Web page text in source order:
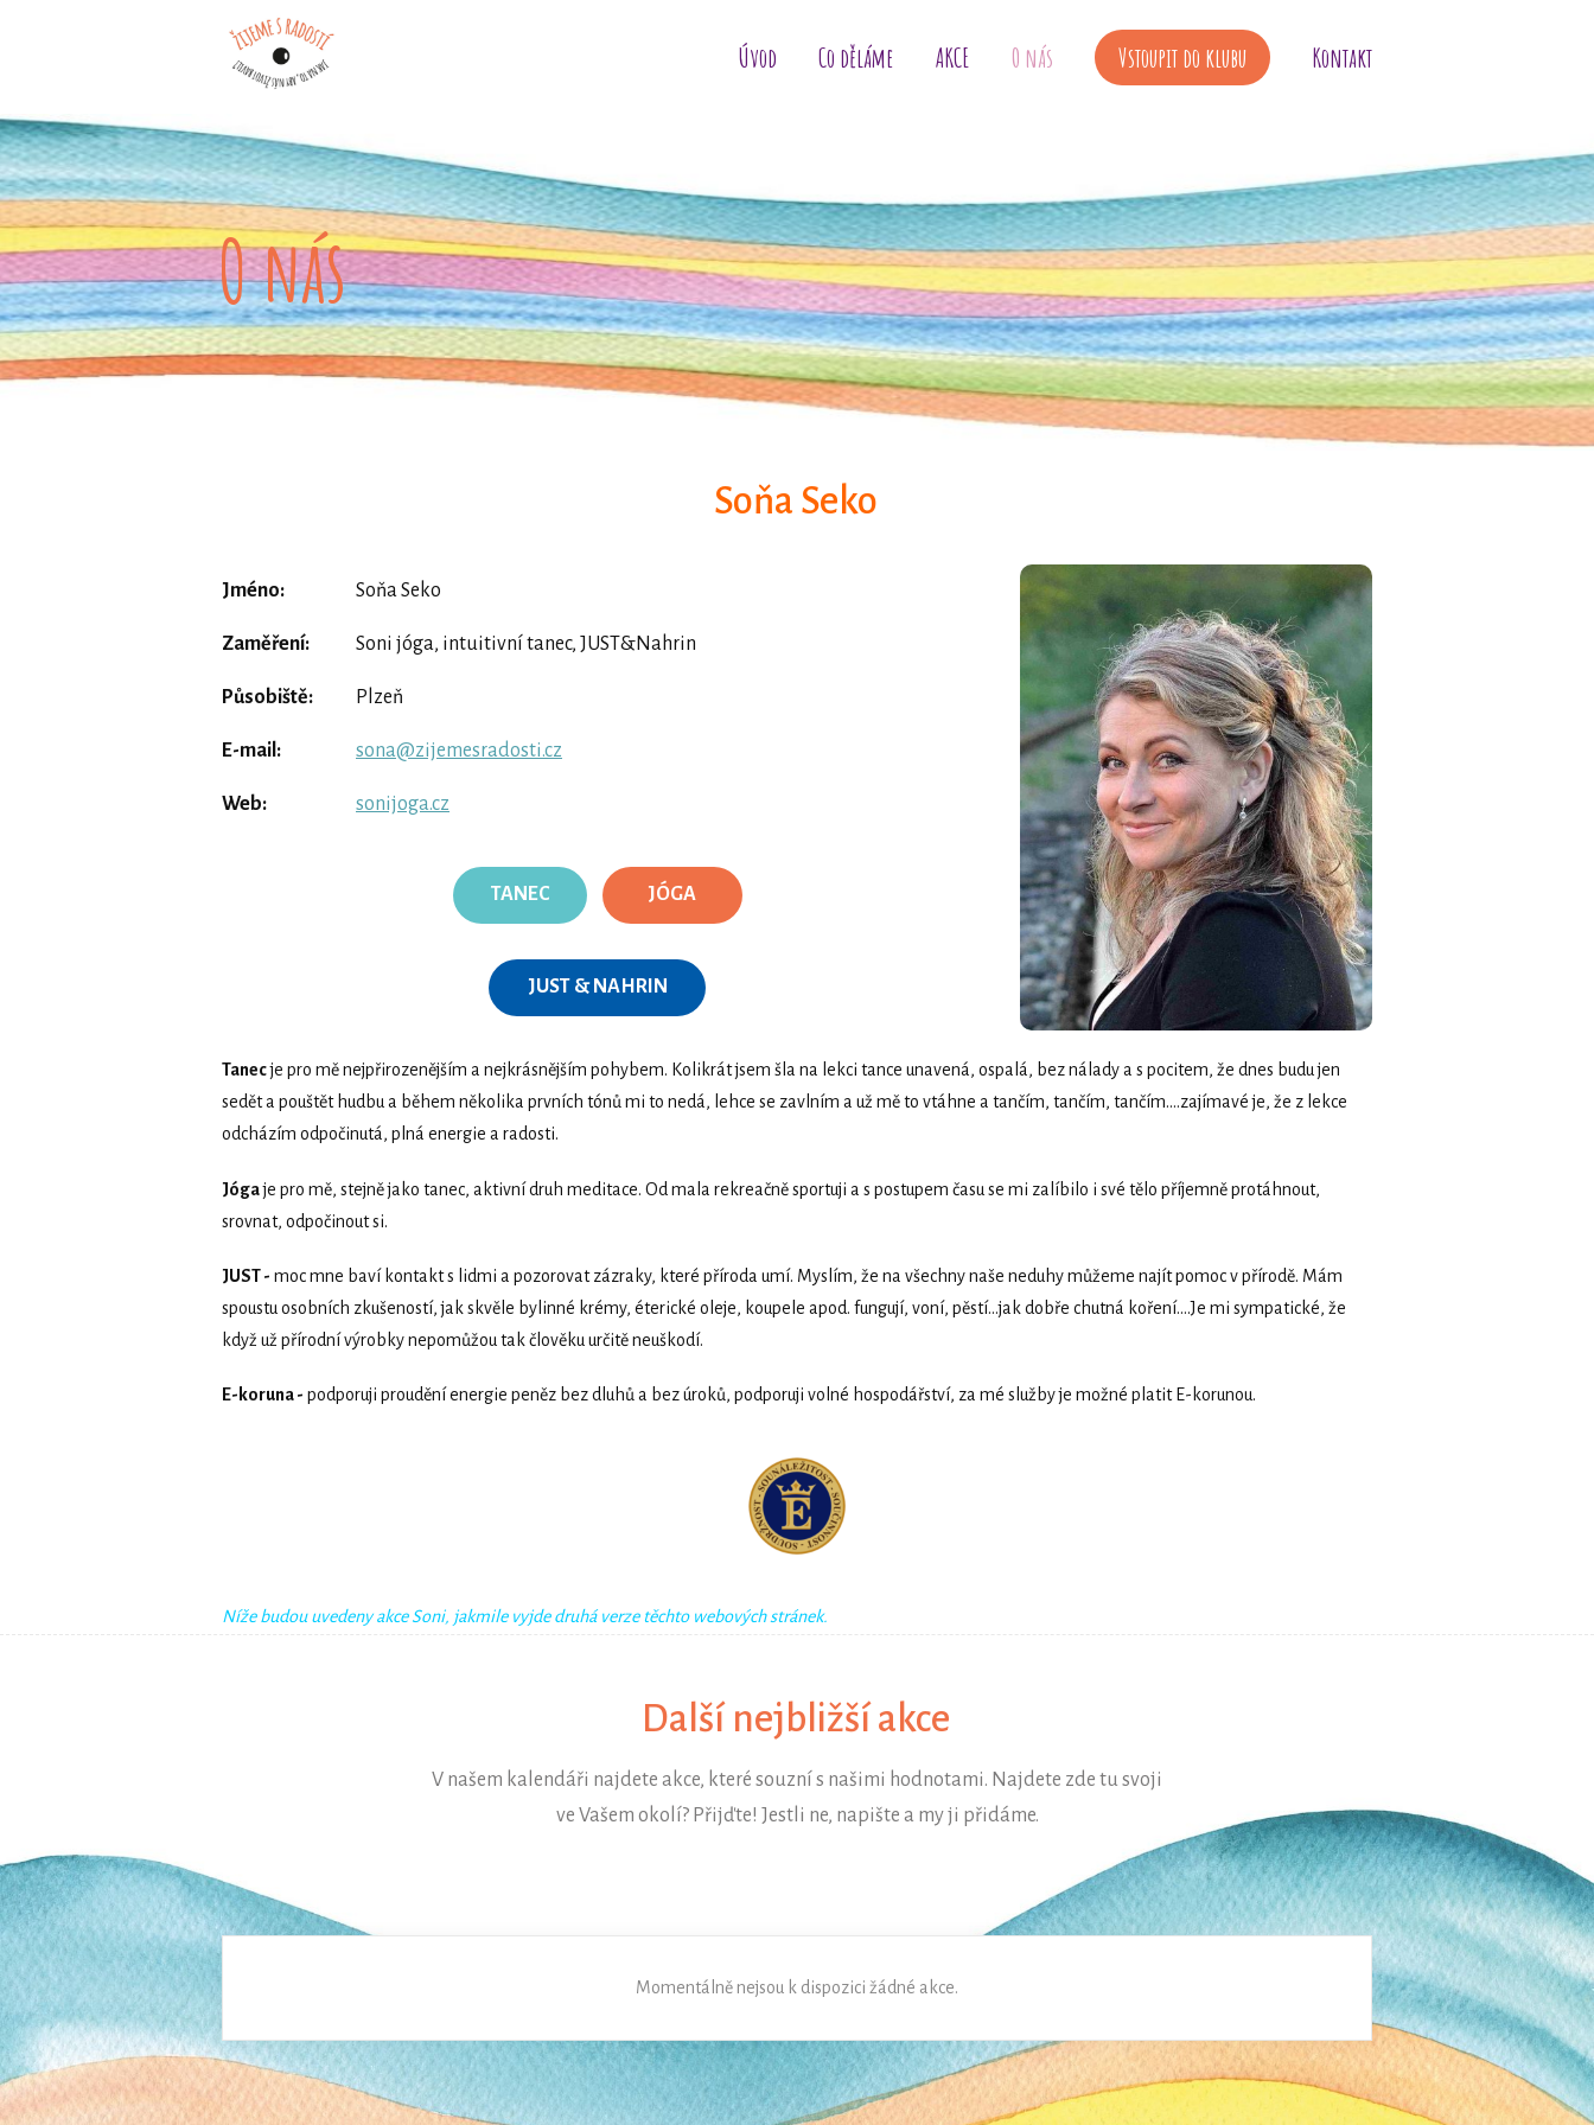
Úvod Co děláme AKCE O nás Vstoupit do klubu Kontakt
O nás
Soňa Seko
Jméno: Soňa Seko
Zaměření: Soni jóga, intuitivní tanec, JUST&Nahrin
Působiště: Plzeň
E-mail: sona@zijemesradosti.cz
Web: sonijoga.cz
TANEC JÓGA
JUST & NAHRIN
Tanecje pro mě nejpřirozenějším a nejkrásnějším pohybem. Kolikrát jsem šla na lekci tance unavená, ospalá, bez nálady a s pocitem, že dnes budu jen
sedět a pouštět hudbu a během několika prvních tónů mi to nedá, lehce se zavlním a už mě to vtáhne a tančím, tančím, tančím….zajímavé je, že z lekce
odcházím odpočinutá, plná energie a radosti.
Jógaje pro mě, stejně jako tanec, aktivní druh meditace. Od mala rekreačně sportuji a s postupem času se mi zalíbilo i své tělo příjemně protáhnout,
srovnat, odpočinout si.
JUST - moc mne baví kontakt s lidmi a pozorovat zázraky, které příroda umí. Myslím, že na všechny naše neduhy můžeme najít pomoc v přírodě. Mám
spoustu osobních zkušeností, jak skvěle bylinné krémy, éterické oleje, koupele apod. fungují, voní, pěstí…jak dobře chutná koření….Je mi sympatické, že
když už přírodní výrobky nepomůžou tak člověku určitě neuškodí.
E-koruna - podporuji proudění energie peněz bez dluhů a bez úroků, podporuji volné hospodářství, za mé služby je možné platit E-korunou.
Níže budou uvedeny akce Soni, jakmile vyjde druhá verze těchto webových stránek.
Další nejbližší akce
V našem kalendáři najdete akce, které souzní s našimi hodnotami. Najdete zde tu svoji
ve Vašem okolí? Přijďte! Jestli ne, napište a my ji přidáme.
Momentálně nejsou k dispozici žádné akce.